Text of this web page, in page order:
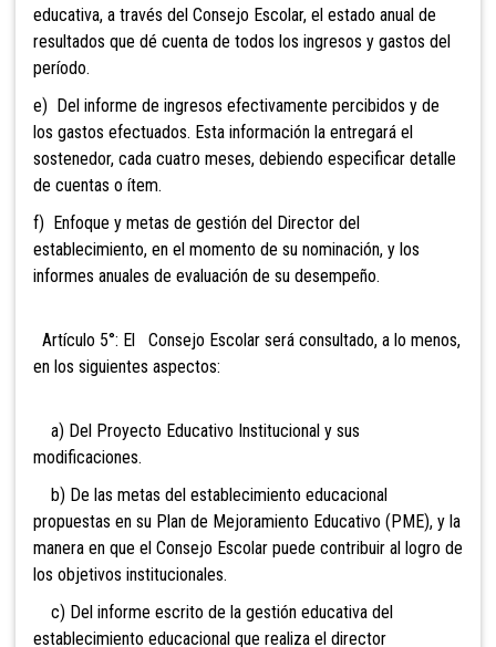
educativa, a través del Consejo Escolar, el estado anual de
resultados que dé cuenta de todos los ingresos y gastos del
período.
e) Del informe de ingresos efectivamente percibidos y de
los gastos efectuados. Esta información la entregará el
sostenedor, cada cuatro meses, debiendo especificar detalle
de cuentas o ítem.
f) Enfoque y metas de gestión del Director del
establecimiento, en el momento de su nominación, y los
informes anuales de evaluación de su desempeño.
Artículo 5°: El
Consejo Escolar será consultado, a lo menos,
en los siguientes aspectos:
a) Del Proyecto Educativo Institucional y sus
modificaciones.
b) De las metas del establecimiento educacional
propuestas en su Plan de Mejoramiento Educativo (PME), y la
manera en que el Consejo Escolar puede contribuir al logro de
los objetivos institucionales.
c) Del informe escrito de la gestión educativa del
establecimiento educacional que realiza el director